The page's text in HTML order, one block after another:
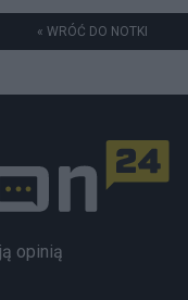
« WRÓĆ DO NOTKI
opinią